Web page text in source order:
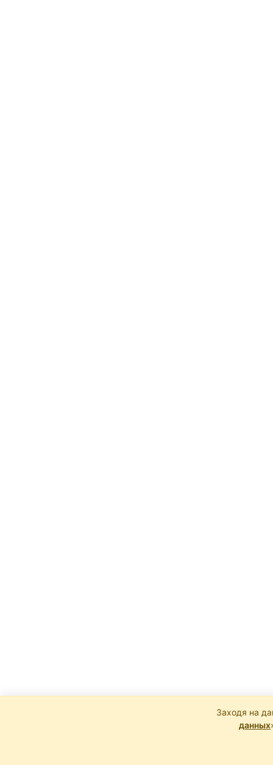
Заходя на
данных